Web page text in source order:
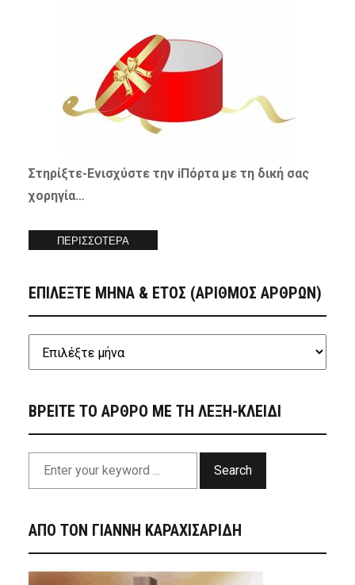
Στηρίξτε-Ενισχύστετην iΠόρτα με τη δική σας
χορηγία…
ΠΕΡΙΣΣΟΤΕΡΑ
ΕΠΙΛΕΞΤΕ ΜΗΝΑ & ΕΤΟΣ (ΑΡΙΘΜΟΣ ΑΡΘΡΩΝ)
ΒΡΕΙΤΕ ΤΟ ΑΡΘΡΟ ΜΕ ΤΗ ΛΕΞΗ-ΚΛΕΙΔΙ
Search
ΑΠΟ ΤΟΝ ΓΙΑΝΝΗ ΚΑΡΑΧΙΣΑΡΙΔΗ